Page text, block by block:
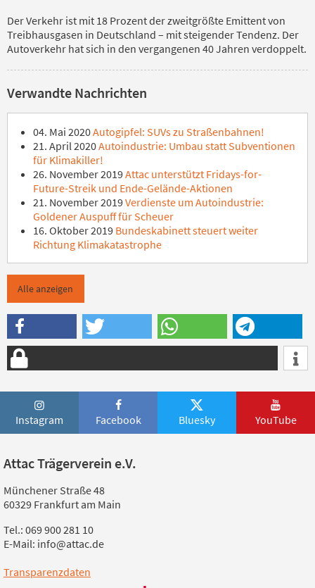
Der Verkehr ist mit 18 Prozent der zweitgrößte Emittent von
Treibhausgasen in Deutschland – mit steigender Tendenz. Der
Autoverkehr hat sich in den vergangenen 40 Jahren verdoppelt.
Verwandte Nachrichten
04. Mai 2020Autogipfel: SUVs zu Straßenbahnen!
21. April 2020Autoindustrie: Umbau statt Subventionen
für Klimakiller!
26. November 2019Attac unterstützt Fridays-for-
Future-Streik und Ende-Gelände-Aktionen
21. November 2019Verdienste um Autoindustrie:
Goldener Auspuff für Scheuer
16. Oktober 2019 Bundeskabinett steuert weiter
Richtung Klimakatastrophe
Alle anzeigen
Instagram Facebook Bluesky YouTube
Attac Trägerverein e.V.
Münchener Straße 48
60329 Frankfurt am Main
Tel.: 069 900 281 10
E-Mail: info@attac.de
Transparenzdaten